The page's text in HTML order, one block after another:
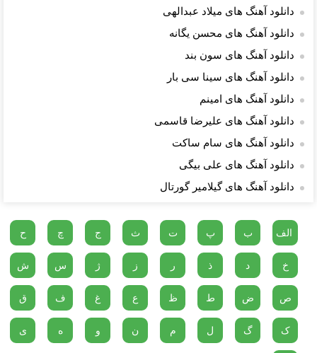
دانلود آهنگ های میلاد عبدالهی
دانلود آهنگ های محسن یگانه
دانلود آهنگ های سون بند
دانلود آهنگ های سینا سی بار
دانلود آهنگ های امینم
دانلود آهنگ های علیرضا قاسمی
دانلود آهنگ های سام ساکت
دانلود آهنگ های علی بیگی
دانلود آهنگ های گیلامیر گورتال
الف ب پ ت ث ج چ ح
خ د ذ ر ز ژ س ش
ص ض ط ظ ع غ ف ق
ک گ ل م ن و ه ی